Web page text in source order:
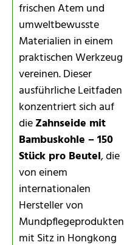
frischen Atem und
umweltbewusste
Materialien in einem
praktischen Werkzeug
vereinen. Dieser
ausführliche Leitfaden
konzentriert sich auf
dieZahnseide mit
Bambuskohle – 150
Stück pro Beutel, die
von einem
internationalen
Hersteller von
Mundpflegeprodukten
mit Sitz in Hongkong